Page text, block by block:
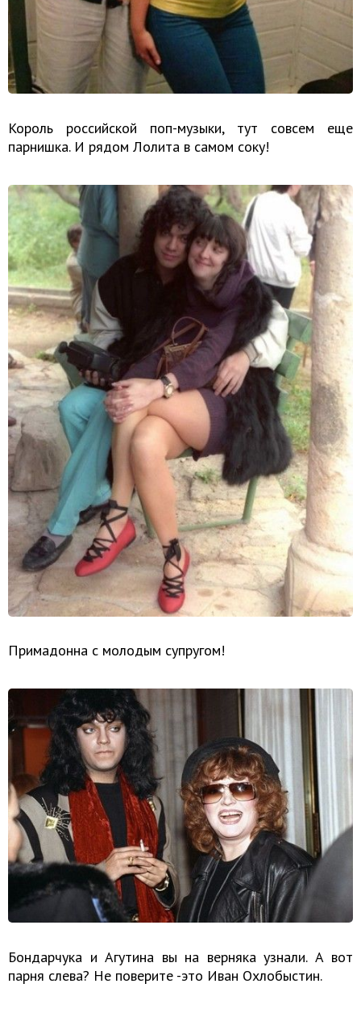
Король российской поп-музыки, тут совсем еще
парнишка. И рядом Лолита в самом соку!
Примадонна с молодым супругом!
Бондарчука и Агутина вы на верняка узнали. А вот
парня слева? Не поверите -это Иван Охлобыстин.